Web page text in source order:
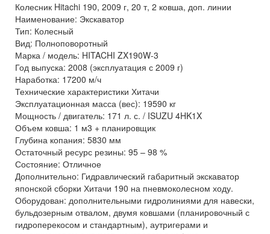
Колесник Hitachi 190, 2009 г, 20 т, 2 ковша, доп. линии
Наименование: Экскаватор
Тип: Колесный
Вид: Полноповоротный
Марка / модель: HITACHI ZX190W-3
Год выпуска: 2008 (эксплуатация с 2009 г)
Наработка: 17200 м/ч
Технические характеристики Хитачи
Эксплуатационная масса (вес): 19590 кг
Мощность / двигатель: 171 л. с. / ISUZU 4HK1X
Объем ковша: 1 м3 + планировщик
Глубина копания: 5830 мм
Остаточный ресурс резины: 95 – 98 %
Состояние: Отличное
Дополнительно: Гидравлический габаритный экскаватор
японской сборки Хитачи 190 на пневмоколесном ходу.
Оборудован: дополнительными гидролиниями для навески,
бульдозерным отвалом, двумя ковшами (планировочный с
гидроперекосом и стандартным), аутригерами и